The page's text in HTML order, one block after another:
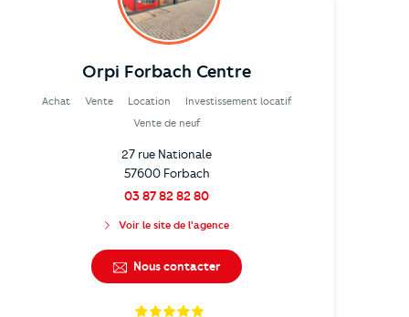
Orpi Forbach Centre
Achat Vente Location
Investissement locatif
Vente de neuf
27 rue Nationale
57600 Forbach
03 87 82 82 80
Voir le site de l'agence
Nous contacter